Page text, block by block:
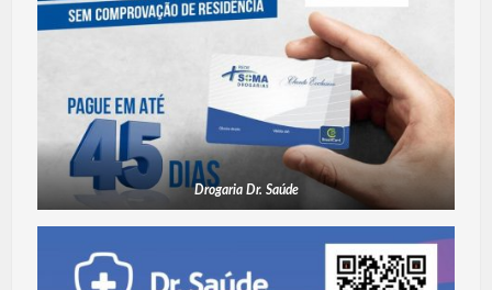
Drogaria Dr. Saúde